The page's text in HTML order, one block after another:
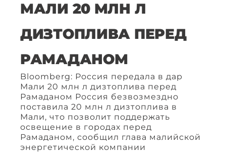
МАЛИ 20 МЛН Л
ДИЗТОПЛИВА ПЕРЕД
РАМАДАНОМ
Bloomberg: Россия передала в дар
Мали 20 млн л дизтоплива перед
Рамаданом Россия безвозмездно
поставила 20 млн л дизтоплива в
Мали, что позволит поддержать
освещение в городах перед
Рамаданом, сообщил глава малийской
энергетической компании